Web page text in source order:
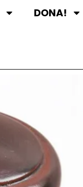
DONA!